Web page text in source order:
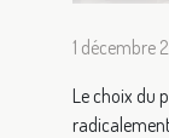
1 décembre
Le choix du